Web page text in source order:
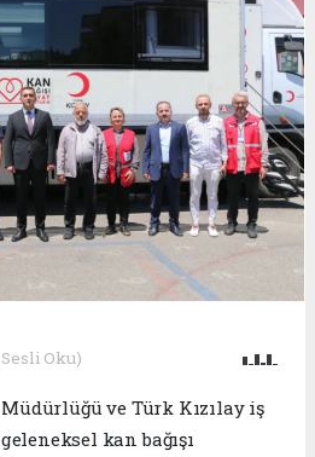
Oku)
ve Türk Kızılay iş
kan bağışı